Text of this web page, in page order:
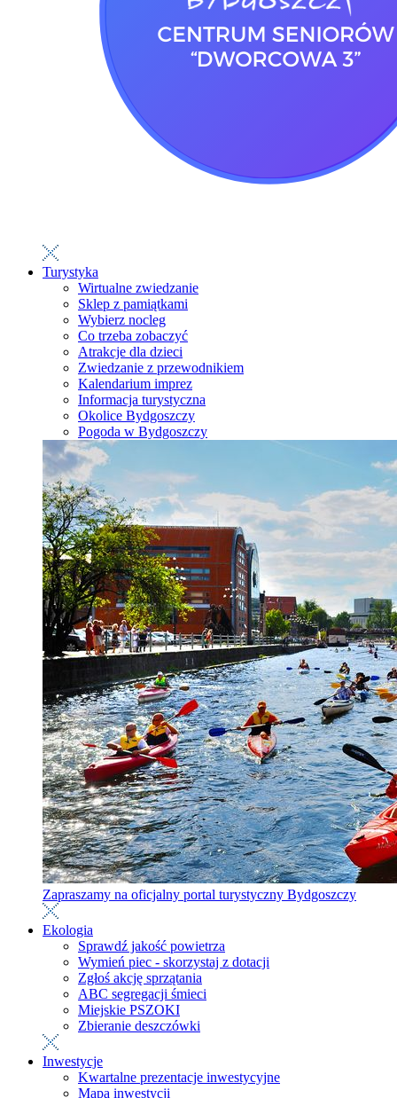
Turystyka
Wirtualne zwiedzanie
Sklep z pamiątkami
Wybierz nocleg
Co trzeba zobaczyć
Atrakcje dla dzieci
Zwiedzanie z przewodnikiem
Kalendarium imprez
Informacja turystyczna
Okolice Bydgoszczy
Pogoda w Bydgoszczy
Zapraszamy na oficjalny portal turystyczny Bydgoszczy
Ekologia
Sprawdź jakość powietrza
Wymień piec - skorzystaj z dotacji
Zgłoś akcję sprzątania
ABC segregacji śmieci
Miejskie PSZOKI
Zbieranie deszczówki
Inwestycje
Kwartalne prezentacje inwestycyjne
Mapa inwestycji